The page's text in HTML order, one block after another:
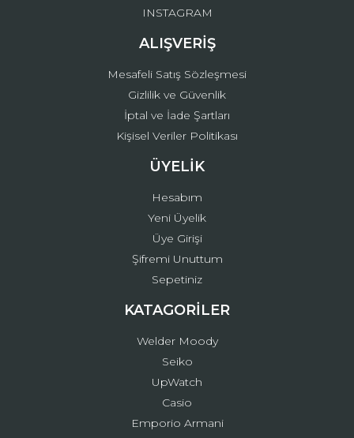
INSTAGRAM
ALIŞVERİŞ
Mesafeli Satış Sözleşmesi
Gizlilik ve Güvenlik
İptal ve İade Şartları
Kişisel Veriler Politikası
ÜYELİK
Hesabım
Yeni Üyelik
Üye Girişi
Şifremi Unuttum
Sepetiniz
KATAGORİLER
Welder Moody
Seiko
UpWatch
Casio
Emporio Armani